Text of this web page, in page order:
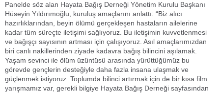
Panelde söz alan Hayata Bağış Derneği Yönetim Kurulu Başkanı
Hüseyin Yıldırımoğlu, kuruluş amaçlarını anlattı: “Biz alıcı
hazırlıklarından, beyin ölümü gerçekleşen hastaların ailelerine
kadar tüm süreçte iletişimi sağlıyoruz. Bu iletişimin kuvvetlenmesi
ve bağışçı sayısının artması için çalışıyoruz. Asıl amaçlarımızdan
biri canlı nakillerinden ziyade kadavra bağış bilincini aşılamak.
Yaşam sevinci ile ölüm üzüntüsü arasında yürüttüğümüz bu
görevde gençlerin desteğiyle daha fazla insana ulaşmak ve
güçlenmek istiyoruz. Toplumda bilinci artırmak için de bir kısa film
yarışmamız var, gerekli bilgiye Hayata Bağış Derneği sayfasından